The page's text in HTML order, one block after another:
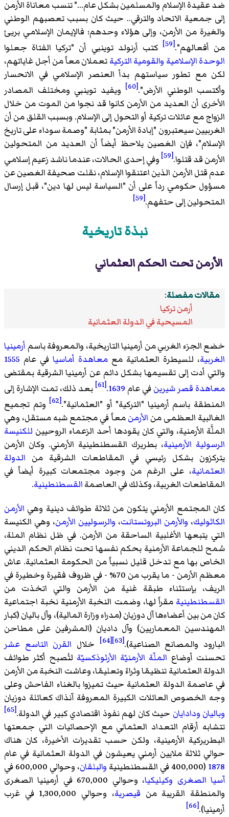
ضد عقيدة الإسلام والمسلمين بشكل عام..." تنسب معاناة الأرمن
إلى جمعية الاتحاد والترقي.. حيث كان بسبب تعصبهم الوطني
والغيرة من الأرمن، وإلى هؤلاء وحدهم؛ فالإيمان الإسلامي بريئ
من أفعالهم".[59]
كتب أرنولد توينبي أن "تركيا الفتاة جعلوا
الوحدة الإسلامية والقومية التركيةتعملان معاً من أجل غاياتهم،
لكن مع تطور سياستهم بدأ العنصر الإسلامي في الانحسار
وأكتسب الوطني الأرض".[60]
ويفيد توينبي ومختلف المصادر
الأخرى أن العديد من الأرمن كانوا قد نجوا من الموت من خلال
الزواج مع عائلات تركية أو التحول إلى الإسلام. وبسبب القلق من أن
الغربيين سيعتبرون "إبادة الأرمن" بمثابة "وصمة سوداء على تاريخ
الإسلام"، فإن الغصين يلاحظ أيضاً أن العديد من المتحولين
الأرمن قد قتلوا.[59]
وفي إحدى الحالات، عندما ناشد زعيم إسلامي
عدم قتل الأرمن الذين اعتنقوا الإسلام، نقلت صحيفة الغصين عن
مسؤول حكومي رداً على أن "السياسة ليس لها دين"، قبل إرسال
المتحولين إلى حتفهم.[59]
نبذة تاريخية
الأرمن تحت الحكم العثماني
مقالات مفصلة:
أرمن تركيا
المسيحية في الدولة العثمانية
خضع الجزء الغربي من أرمينيا التاريخية، والمعروفة باسم أرمينيا
الغربية، للسيطرة العثمانية مع معاهدة أماسيا في عام 1555
والتي أدت إلى تقسيمها بشكل دائم عن أرمينيا الشرقية بمقتضى
معاهدة قصر شيرينفي عام 1639
.
[61]
بعد ذلك، تمت الإشارة إلى
المنطقة باسم أرمينيا "التركية" أو "العثمانية".[62]
وتم تجميع
الغالبية العظمى من الأرمنمعاً في مجتمع شبه مستقل، وهي
الملَّة الأرمنية، والتي كان يقودها أحد الزعماء الروحيين للكنيسة
الرسولية الأرمينية، بطريرك القسطنطينية الأرمني. وكان الأرمن
يتركزون بشكل رئيسي في المقاطعات الشرقية من الدولة
العثمانية، على الرغم من وجود مجتمعات كبيرة أيضاً في
المقاطعات الغربية، وكذلك في العاصمةالقسطنطينية.
كان المجتمع الأرمني يتكون من ثلاثة طوائف دينية وهي الأرمن
الكاثوليك، والأرمن البروتستانت، والرسوليين الأرمن، وهي الكنيسة
التي يتبعها الأغلبية الساحقة من الأرمن. في ظل نظام الملة،
سُمح للجماعة الأرمنية بحكم نفسها تحت نظام الحكم الديني
الخاص بها مع تدخل قليل نسبياً من الحكومة العثمانية. عاش
معظم الأرمن - ما يقرب من 70% - في ظروف فقيرة وخطيرة في
الريف، بإستثناء طبقة غنية من الأرمن والتي اتخذت من
القسطنطينية مقراً لها، وضمت النخبة الأرمنية نخبة اجتماعية
كان من بين أعضاءها آل دوزيان (مدراء وزارة المالية)، وآل باليان (كبار
المهندسين المعماريين) وآل داديان (المشرفين على مطاحن
البارود والمصانع الصناعية).[63]
[64] خلال القرن التاسع عشر
تحسنت أوضاع الملّة الأرمنيّة الأرثوذكسيّة لتُصبح أكثر طوائف
الدولة العثمانية تنظيمًا وثراءً وتعليمًا، وعاشت النخبة من الأرمن
في عاصمة الدولة العثمانية حيث تميزوا بالغناء الفاحش وعلى
وجه الخصوص العائلات الكبيرة المعروفة آنذاك كعائلة دوزيان
وباليان ودادايان حيث كان لهم نفوذ اقتصادي كبير في الدولة.[65]
تتشابه أرقام التعداد العثماني مع الإحصائيات التي جمعتها
البطريركية الأرمينية، ولكن حسب تقديرات الأخيرة، كان هناك
حوالي ثلاثة ملايين أرمني يعيشون في الدولة العثمانية في عام
1878 (400,000 في القسطنطينية والبلقان، وحوالي 600,000 في
آسيا الصغرى وكيليكيا
، وحوالي 670,000 في أرمينيا الصغرى
والمنطقة القريبة من قيصرية
، وحوالي 1,300,000 في غرب
أرمينيا).[66]